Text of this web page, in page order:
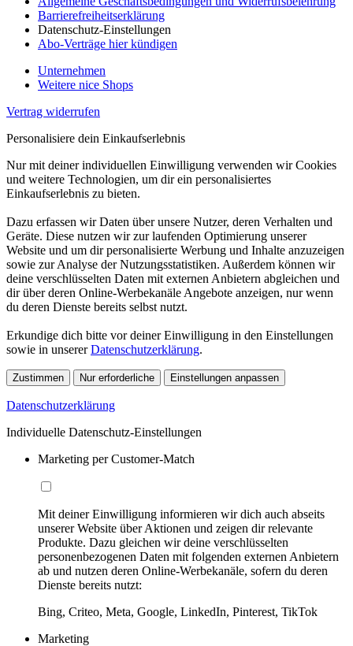
Barrierefreiheitserklärung
Datenschutz-Einstellungen
Abo-Verträge hier kündigen
Unternehmen
Weitere nice Shops
Vertrag widerrufen
Personalisiere dein Einkaufserlebnis
Nur mit deiner individuellen Einwilligung verwenden wir Cookies
und weitere Technologien, um dir ein personalisiertes
Einkaufserlebnis zu bieten.
Dazu erfassen wir Daten über unsere Nutzer, deren Verhalten und
Geräte. Diese nutzen wir zur laufenden Optimierung unserer
Website und um dir personalisierte Werbung und Inhalte anzuzeigen
sowie zur Analyse der Nutzungsstatistiken. Außerdem können wir
deine verschlüsselten Daten mit externen Anbietern abgleichen und
dir über deren Online-Werbekanäle Angebote anzeigen, nur wenn
du deren Dienste bereits selbst nutzt.
Erkundige dich bitte vor deiner Einwilligung in den Einstellungen
sowie in unsererDatenschutzerklärung.
Zustimmen Nur erforderliche Einstellungen anpassen
Datenschutzerklärung
Individuelle Datenschutz-Einstellungen
Marketing per Customer-Match
Mit deiner Einwilligung informieren wir dich auch abseits
unserer Website über Aktionen und zeigen dir relevante
Produkte. Dazu gleichen wir deine verschlüsselten
personenbezogenen Daten mit folgenden externen Anbietern
ab und nutzen deren Online-Werbekanäle, sofern du deren
Dienste bereits nutzt:
Bing, Criteo, Meta, Google, LinkedIn, Pinterest, TikTok
Marketing